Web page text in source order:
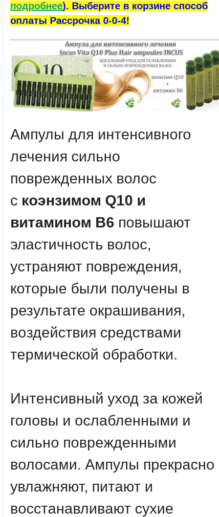
подробнее). Выберите в корзине способ
оплаты Рассрочка 0-0-4!
Ампулы для интенсивного
лечения сильно
поврежденных волос
с коэнзимом Q10 и
витамином В6 повышают
эластичность волос,
устраняют повреждения,
которые были получены в
результате окрашивания,
воздействия средствами
термической обработки.
Интенсивный уход за кожей
головы и ослабленными и
сильно поврежденными
волосами. Ампулы прекрасно
увлажняют, питают и
восстанавливают сухие